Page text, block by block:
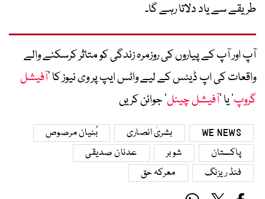
طریقے سے یاد دلاتا رہے گا۔
آپ اور آپ کے پیاروں کی روزمرہ زندگی کو متاثر کرسکنے والے
واقعات کی اپ ڈیٹس کے لیے واٹس ایپ پر وی نیوز کا ’آفیشل
گروپ‘ یا ’آفیشل چینل‘ جوائن کریں
WE NEWS بشریٰ انصاری
بُنیان مرصوص
پاکستان
شوبر
عدنان صدیقی
فنڈ ریزنگ
معرکہ حق